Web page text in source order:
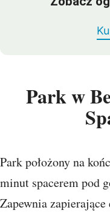
Park w
Park położony na
minut spacerem pod
Zapewnia